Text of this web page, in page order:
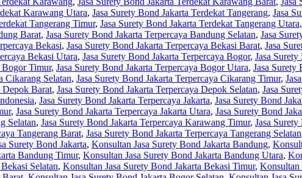
Karawang Utara, Jasa Surety Bond Jakarta Terdekat Tangerang, Jasa
Tangerang Timur, Jasa Surety Bond Jakarta Terdekat Tangerang Utara,
Barat, Jasa Surety Bond Jakarta Terpercaya Bandung Selatan, Jasa
Bekasi, Jasa Surety Bond Jakarta Terpercaya Bekasi Barat, Jasa
Bekasi Utara, Jasa Surety Bond Jakarta Terpercaya Bogor, Jasa
Bogor Timur, Jasa Surety Bond Jakarta Terpercaya Bogor Utara, Jasa Surety
Cikarang Selatan, Jasa Surety Bond Jakarta Terpercaya Cikarang Timur,
Depok Barat, Jasa Surety Bond Jakarta Terpercaya Depok Selatan, Jasa
, Jasa Surety Bond Jakarta Terpercaya Jakarta, Jasa Surety Bond
, Jasa Surety Bond Jakarta Terpercaya Jakarta Utara, Jasa Surety Bond
Selatan, Jasa Surety Bond Jakarta Terpercaya Karawang Timur, Jasa
Tangerang Barat, Jasa Surety Bond Jakarta Terpercaya Tangerang Selatan
Surety Bond Jakarta, Konsultan Jasa Surety Bond Jakarta Bandung,
Bandung Timur, Konsultan Jasa Surety Bond Jakarta Bandung Utara,
Selatan, Konsultan Jasa Surety Bond Jakarta Bekasi Timur, Konsultan